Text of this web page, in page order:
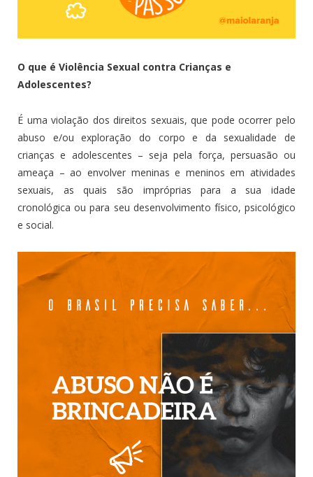
O que é Violência Sexual contra Crianças e
Adolescentes?
É uma violação dos direitos sexuais, que pode ocorrer pelo
abuso e/ou exploração do corpo e da sexualidade de
crianças e adolescentes – seja pela força, persuasão ou
ameaça – ao envolver meninas e meninos em atividades
sexuais, as quais são impróprias para a sua idade
cronológica ou para seu desenvolvimento físico, psicológico
e social.